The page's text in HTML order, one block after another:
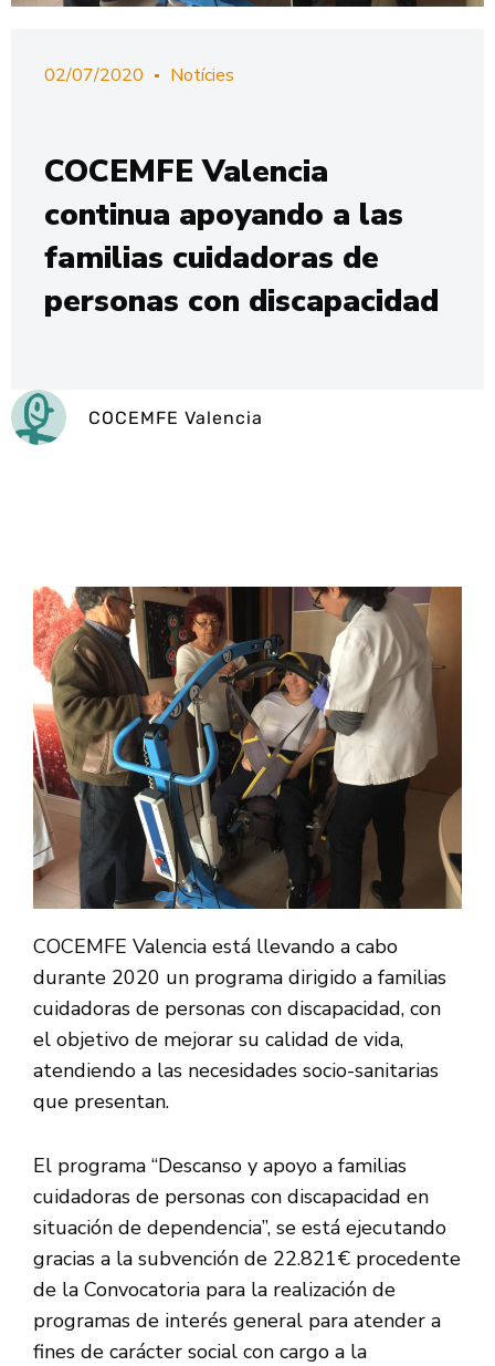
02/07/2020 Notícies
COCEMFE Valencia
continua apoyando a las
familias cuidadoras de
personas con discapacidad
COCEMFE Valencia
COCEMFE Valencia está llevando a cabo
durante 2020 un programa dirigido a familias
cuidadoras de personas con discapacidad, con
el objetivo de mejorar su calidad de vida,
atendiendo a las necesidades socio-sanitarias
que presentan.
El programa “Descanso y apoyo a familias
cuidadoras de personas con discapacidad en
situación de dependencia”, se está ejecutando
gracias a la subvención de 22.821€ procedente
de la Convocatoria para la realización de
programas de interés general para atender a
fines de carácter social con cargo a la